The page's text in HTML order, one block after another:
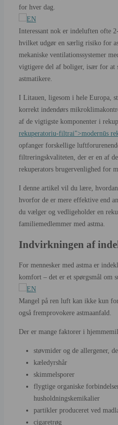
for hver dag.
Interessant nok er indeluften ofte
hvilket udgør en særlig risiko for
mekaniske ventilationssystemer
vigtigere del af boliger, især for at
astmatikere.
I Litauen, ligesom i hele Europa,
korrekt indendørs
af de vigtigste komponenter i
rekuperatoriu-filtrai">modernūs
opfanger forskellige
filtreringskvaliteten, der er en af
rekuperators brugervenlighed for
I denne artikel vil du lære,
hvorfor de er mere effektive end
du vælger og vedligeholder en
familiemedlemmer med astma.
Indvirkningen af
For mennesker med astma er
komfort – det er et spørgsmål om
Mangel på ren luft kan ikke kun
også fremprovokere astmaanfald.
Der er mange faktorer i
støvmider og de allergener,
kæledyrshår
skimmelsporer
flygtige organiske
husholdningskemikalier
partikler produceret ved
cigaretrøg